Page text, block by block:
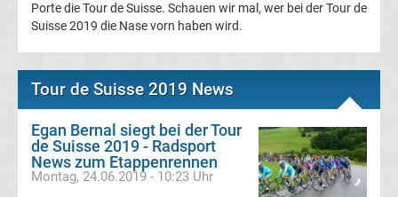
Top-
Aktuell
Bundesliga
Bundesliga
Porte die Tour de Suisse. Schauen wir mal, wer bei der Tour de
Suisse 2019 die Nase vorn haben wird.
Tour de Suisse 2019 News
Egan Bernal siegt bei der Tour
de Suisse 2019 - Radsport
News zum Etappenrennen
Montag, 24.06.2019 - 10:23 Uhr